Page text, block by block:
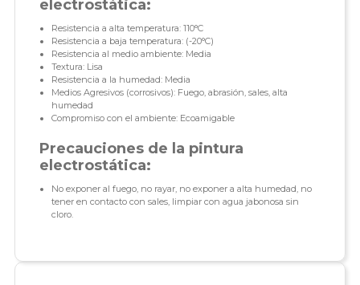
electrostática:
Resistencia a alta temperatura: 110°C
Resistencia a baja temperatura: (-20°C)
Resistencia al medio ambiente: Media
Textura: Lisa
Resistencia a la humedad: Media
Medios Agresivos (corrosivos): Fuego, abrasión, sales, alta
humedad
Compromiso con el ambiente: Ecoamigable
Precauciones de la pintura
electrostática:
No exponer al fuego, no rayar, no exponer a alta humedad, no
tener en contacto con sales, limpiar con agua jabonosa sin
cloro.